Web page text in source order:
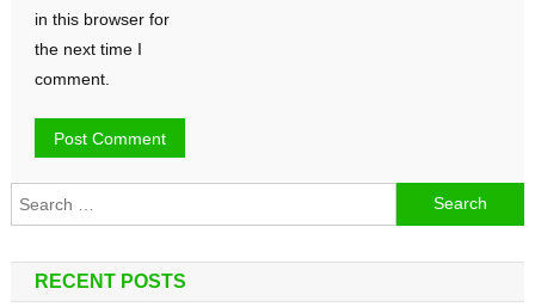
in this browser for
the next time I
comment.
Search
for:
RECENT POSTS